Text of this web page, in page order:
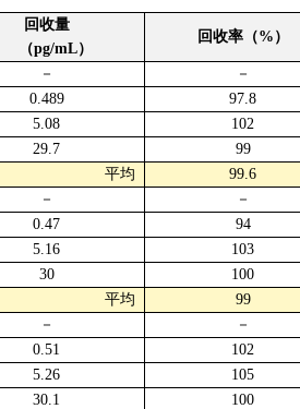
回收量
（pg/mL）
回收率（%）
－
－
0.489
97.8
5.08
102
29.7
99
平均
99.6
－
－
0.47
94
5.16
103
30
100
平均
99
－
－
0.51
102
5.26
105
30.1
100